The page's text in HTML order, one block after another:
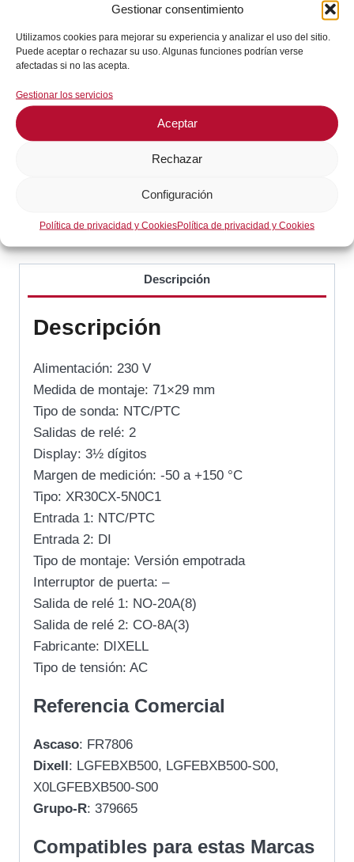
Gestionar consentimiento
Utilizamos cookies para mejorar su experiencia y analizar el uso del sitio.
Puede aceptar o rechazar su uso. Algunas funciones podrían verse
afectadas si no las acepta.
Gestionar los servicios
Aceptar
Rechazar
Configuración
Política de privacidad y CookiesPolítica de privacidad y Cookies
+150°C
cantidad
Consultar en WhatsApp
GARANTÍA DE SEGURIDAD EN EL PAGO
Categorías:Gas / Cocción,Lavado de vajillas
Descripción
Descripción
Alimentación: 230 V
Medida de montaje: 71×29 mm
Tipo de sonda: NTC/PTC
Salidas de relé: 2
Display: 3½ dígitos
Margen de medición: -50 a +150 °C
Tipo: XR30CX-5N0C1
Entrada 1: NTC/PTC
Entrada 2: DI
Tipo de montaje: Versión empotrada
Interruptor de puerta: –
Salida de relé 1: NO-20A(8)
Salida de relé 2: CO-8A(3)
Fabricante: DIXELL
Tipo de tensión: AC
Referencia Comercial
Ascaso: FR7806
Dixell: LGFEBXB500, LGFEBXB500-S00,
X0LGFEBXB500-S00
Grupo-R: 379665
Compatibles para estas Marcas